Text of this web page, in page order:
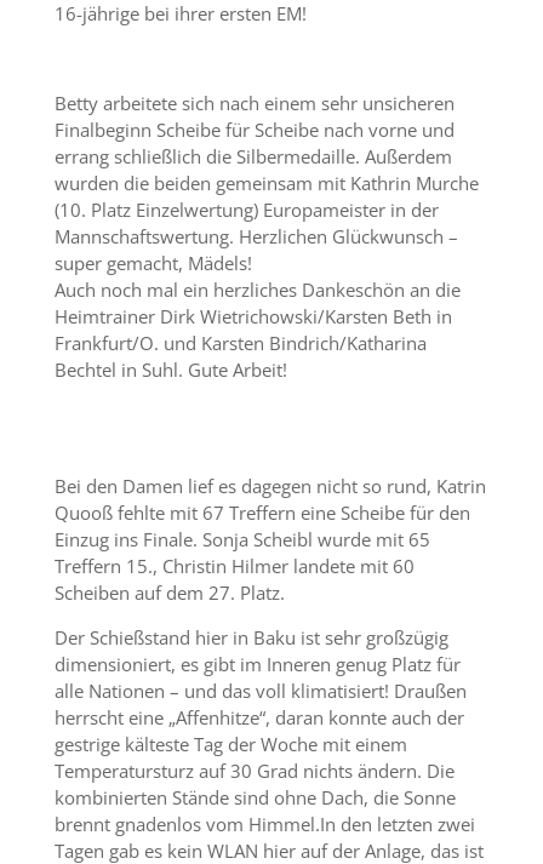
16-jährige bei ihrer ersten EM!
Betty arbeitete sich nach einem sehr unsicheren
Finalbeginn Scheibe für Scheibe nach vorne und
errang schließlich die Silbermedaille. Außerdem
wurden die beiden gemeinsam mit Kathrin Murche
(10. Platz Einzelwertung) Europameister in der
Mannschaftswertung. Herzlichen Glückwunsch –
super gemacht, Mädels!
Auch noch mal ein herzliches Dankeschön an die
Heimtrainer Dirk Wietrichowski/Karsten Beth in
Frankfurt/O. und Karsten Bindrich/Katharina
Bechtel in Suhl. Gute Arbeit!
Bei den Damen lief es dagegen nicht so rund, Katrin
Quooß fehlte mit 67 Treffern eine Scheibe für den
Einzug ins Finale. Sonja Scheibl wurde mit 65
Treffern 15., Christin Hilmer landete mit 60
Scheiben auf dem 27. Platz.
Der Schießstand hier in Baku ist sehr großzügig
dimensioniert, es gibt im Inneren genug Platz für
alle Nationen – und das voll klimatisiert! Draußen
herrscht eine „Affenhitze“, daran konnte auch der
gestrige kälteste Tag der Woche mit einem
Temperatursturz auf 30 Grad nichts ändern. Die
kombinierten Stände sind ohne Dach, die Sonne
brennt gnadenlos vom Himmel.In den letzten zwei
Tagen gab es kein WLAN hier auf der Anlage, das ist